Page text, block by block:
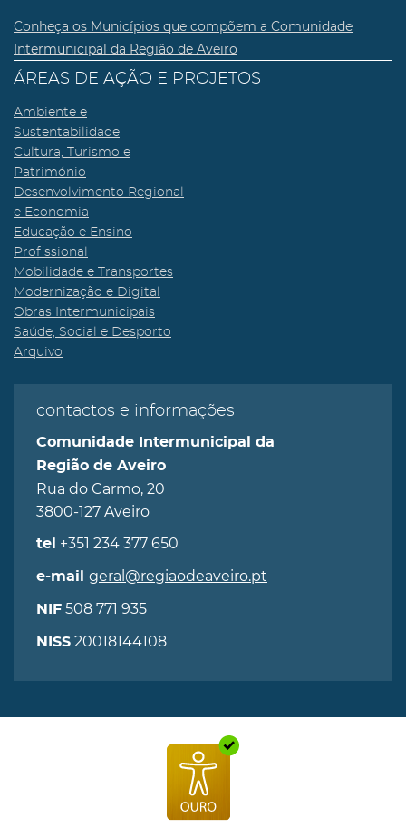
Conheça os Municípios que compõem a Comunidade
Intermunicipal da Região de Aveiro
ÁREAS DE AÇÃO E PROJETOS
Ambiente e
Sustentabilidade
Cultura, Turismo e
Património
Desenvolvimento Regional
e Economia
Educação e Ensino
Profissional
Mobilidade e Transportes
Modernização e Digital
Obras Intermunicipais
Saúde, Social e Desporto
Arquivo
contactos e informações
Comunidade Intermunicipal da
Região de Aveiro
Rua do Carmo, 20
3800-127 Aveiro
tel +351 234 377 650
e-mail geral@regiaodeaveiro.pt
NIF 508 771 935
NISS 20018144108